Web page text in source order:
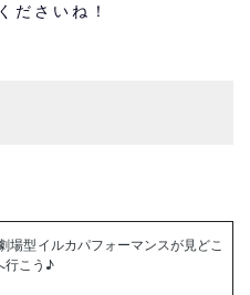
ださいね！